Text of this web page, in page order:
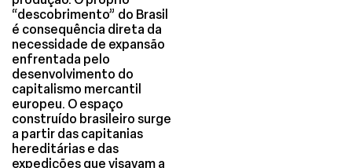
“descobrimento” do Brasil
é consequência direta da
necessidade de expansão
enfrentada pelo
desenvolvimento do
capitalismo mercantil
europeu. O espaço
construído brasileiro surge
a partir das capitanias
hereditárias e das
expedições que visavam a